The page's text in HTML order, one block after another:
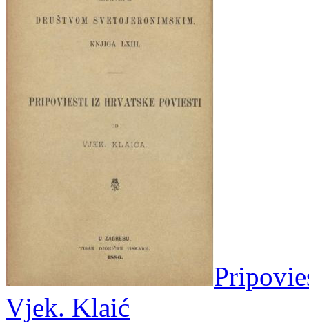
Vjek. Klaić